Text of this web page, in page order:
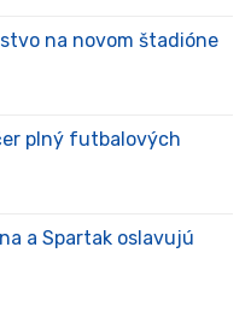
na novom štadióne
plný futbalových
a Spartak oslavujú